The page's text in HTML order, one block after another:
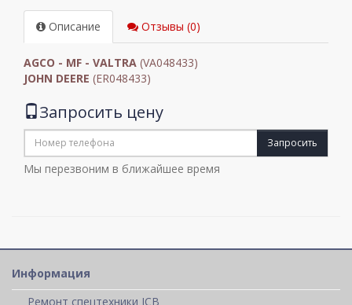
Описание Отзывы (0)
AGCO - MF - VALTRA (VA048433)
JOHN DEERE (ER048433)
Запросить цену
Запросить
Мы перезвоним в ближайшее время
Информация
Ремонт спецтехники JCB